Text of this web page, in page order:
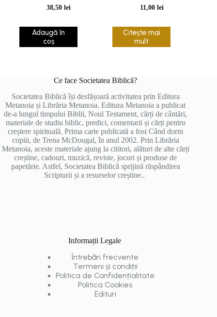
38,50lei
Adaugă în
coș
11,00 lei
Citește mai
mult
Ce face Societatea Biblică?
Societatea Biblică își desfășoară activitatea prin Editura
Metanoia și Librăria Metanoia. Editura Metanoia a publicat
de-a lungul timpului Biblii, Noul Testament, cărți de cântări,
materiale de studiu biblic, predici, comentarii și cărți pentru
creștere spirituală. Prima carte publicată a fost Când dorm
copiii, de Trena McDougal, în anul 2002. Prin Librăria
Metanoia, aceste materiale ajung la cititori, alături de alte cărți
creștine, cadouri, muzică, reviste, jocuri și produse de
papetărie. Astfel, Societatea Biblică sprijină răspândirea
Scripturii și a resurselor creștine..
Informații Legale
Întrebări frecvente
Termeni și condiții
Politica de Confidențialitate
Politica Cookies
Edituri